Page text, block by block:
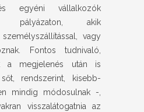
egyéni vállalkozók
pályázaton, akik
vagy
Fontos tudnivaló,
a megjelenés után is
rendszerint, kisebb-
mindig módosulnak -,
visszalátogatnia az